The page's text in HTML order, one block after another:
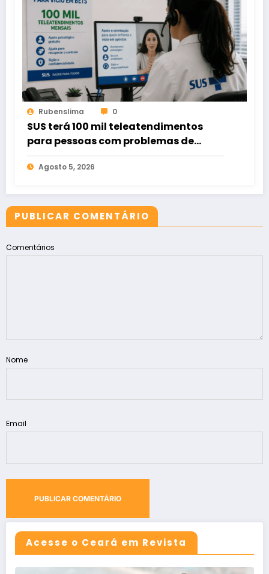
Rubenslima 0
SUS terá 100 mil teleatendimentos
para pessoas com problemas de
apostas em bets
Agosto 5, 2026
PUBLICAR COMENTÁRIO
Comentários
Nome
Email
Acesse o Ceará em Revista